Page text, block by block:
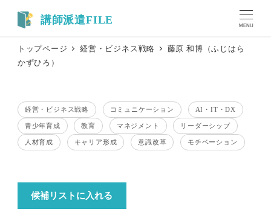
MENU
トップページ 経営・ビジネス戦略
藤原 和博（ふじはら
かずひろ）
テーマ
経営・ビジネス戦略
テーマ
コミュニケーション AI・IT・DX
テーマ
青少年育成
テーマ
教育
テーマ
マネジメント
テーマ
リーダーシップ
テーマ
人材育成
テーマ
キャリア形成
テーマ
意識改革
テーマ
モチベーション
候補リストに入れる